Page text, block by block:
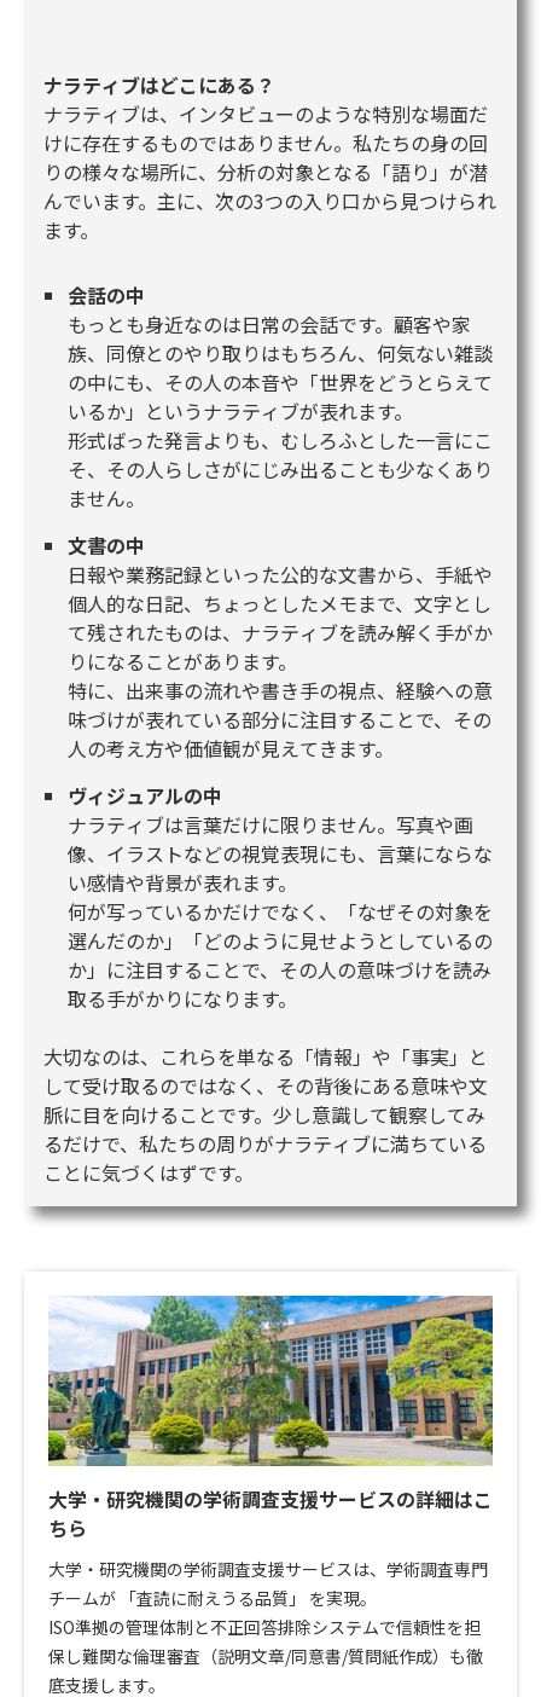
ナラティブはどこにある？
ナラティブは、インタビューのような特別な場面だ
けに存在するものではありません。私たちの身の回
りの様々な場所に、分析の対象となる「語り」が潜
んでいます。主に、次の3つの入り口から見つけられ
ます。
会話の中
もっとも身近なのは日常の会話です。顧客や家
族、同僚とのやり取りはもちろん、何気ない雑談
の中にも、その人の本音や「世界をどうとらえて
いるか」というナラティブが表れます。
形式ばった発言よりも、むしろふとした一言にこ
そ、その人らしさがにじみ出ることも少なくあり
ません。
文書の中
日報や業務記録といった公的な文書から、手紙や
個人的な日記、ちょっとしたメモまで、文字とし
て残されたものは、ナラティブを読み解く手がか
りになることがあります。
特に、出来事の流れや書き手の視点、経験への意
味づけが表れている部分に注目することで、その
人の考え方や価値観が見えてきます。
ヴィジュアルの中
ナラティブは言葉だけに限りません。写真や画
像、イラストなどの視覚表現にも、言葉にならな
い感情や背景が表れます。
何が写っているかだけでなく、「なぜその対象を
選んだのか」「どのように見せようとしているの
か」に注目することで、その人の意味づけを読み
取る手がかりになります。
大切なのは、これらを単なる「情報」や「事実」と
して受け取るのではなく、その背後にある意味や文
脈に目を向けることです。少し意識して観察してみ
るだけで、私たちの周りがナラティブに満ちている
ことに気づくはずです。
大学・研究機関の学術調査支援サービスの詳細はこ
ちら
大学・研究機関の学術調査支援サービスは、学術調査専門
チームが 「査読に耐えうる品質」 を実現。
ISO準拠の管理体制と不正回答排除システムで信頼性を担
保し難関な倫理審査（説明文章/同意書/質問紙作成）も徹
底支援します。